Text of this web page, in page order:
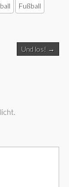
Fußball
Und los! →